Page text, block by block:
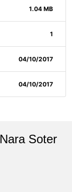
1.04 MB
1
04/10/2017
04/10/2017
Nara Soter